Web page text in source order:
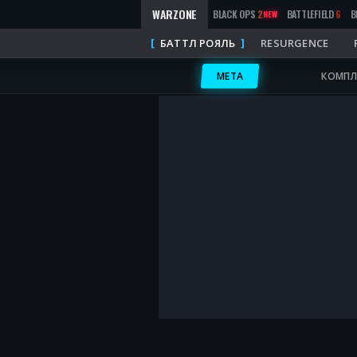
WARZONE BLACK OPS 2NEW BATTLEFIELD6
БАТТЛ РОЯЛЬ RESURGENCE
META